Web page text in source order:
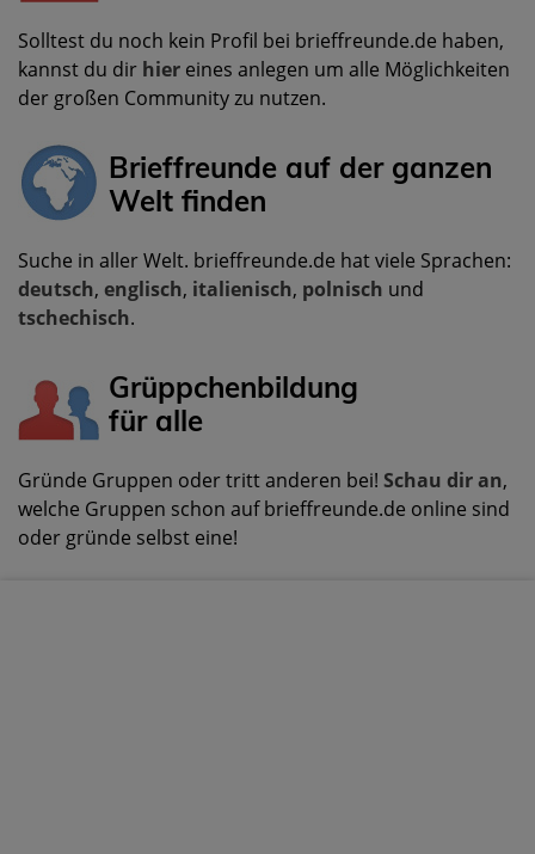
Solltest du noch kein Profil bei brieffreunde.de haben,
kannst du dir hier eines anlegen um alle Möglichkeiten
der großen Community zu nutzen.
Brieffreunde auf der ganzen
Welt finden
Suche in aller Welt. brieffreunde.de hat viele Sprachen:
deutsch, englisch, italienisch, polnisch und
tschechisch.
Grüppchenbildung
für alle
Gründe Gruppen oder tritt anderen bei! Schau dir an,
welche Gruppen schon auf brieffreunde.de online sind
oder gründe selbst eine!